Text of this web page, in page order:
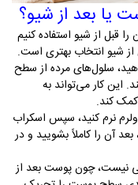
یا بعد از شیو؟
قبل از شیو استفاده کنیم
از شیو انتخاب بهتری است.
سلول‌های مرده از سطح
کار می‌تواند به
کند.
نرم کنید، سپس اسکراب
آن را کاملاً بشویید و در
نیست، چون پوست بعد از